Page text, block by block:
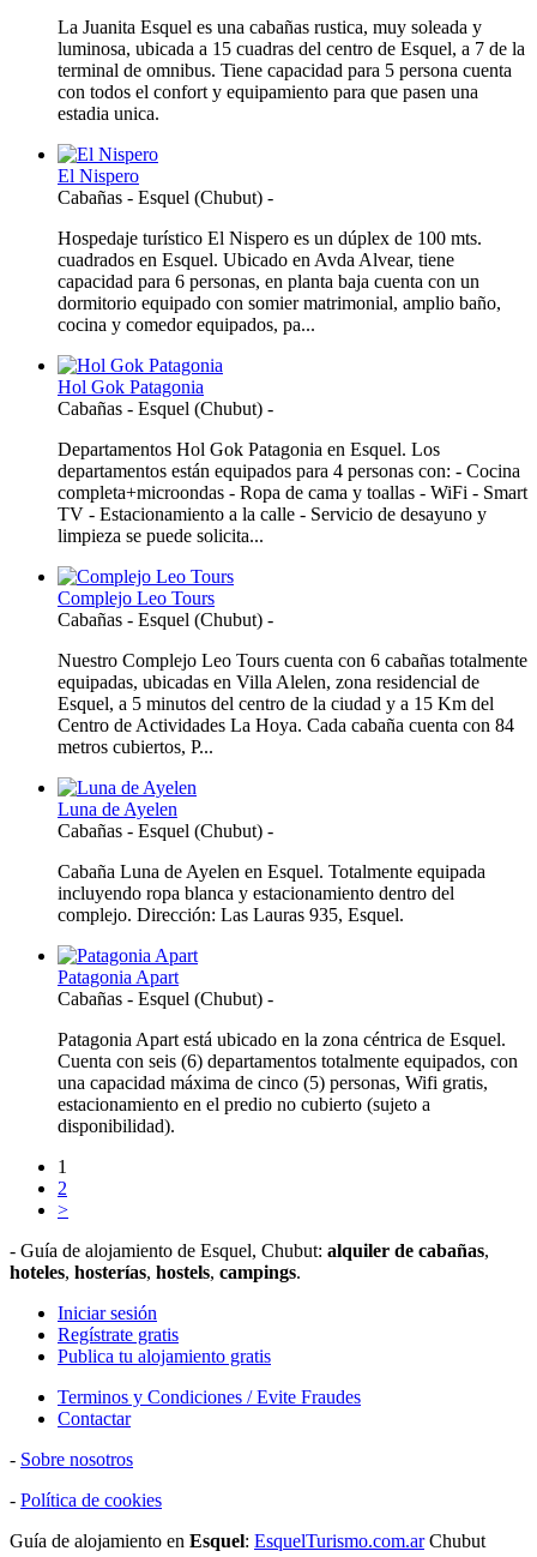
La Juanita Esquel es una cabañas rustica, muy soleada y
luminosa, ubicada a 15 cuadras del centro de Esquel, a 7 de la
terminal de omnibus. Tiene capacidad para 5 persona cuenta
con todos el confort y equipamiento para que pasen una
estadia unica.
El Nispero
Cabañas - Esquel (Chubut) -
Hospedaje turístico El Nispero es un dúplex de 100 mts.
cuadrados en Esquel. Ubicado en Avda Alvear, tiene
capacidad para 6 personas, en planta baja cuenta con un
dormitorio equipado con somier matrimonial, amplio baño,
cocina y comedor equipados, pa...
Hol Gok Patagonia
Cabañas - Esquel (Chubut) -
Departamentos Hol Gok Patagonia en Esquel. Los
departamentos están equipados para 4 personas con: - Cocina
completa+microondas - Ropa de cama y toallas - WiFi - Smart
TV - Estacionamiento a la calle - Servicio de desayuno y
limpieza se puede solicita...
Complejo Leo Tours
Cabañas - Esquel (Chubut) -
Nuestro Complejo Leo Tours cuenta con 6 cabañas totalmente
equipadas, ubicadas en Villa Alelen, zona residencial de
Esquel, a 5 minutos del centro de la ciudad y a 15 Km del
Centro de Actividades La Hoya. Cada cabaña cuenta con 84
metros cubiertos, P...
Luna de Ayelen
Cabañas - Esquel (Chubut) -
Cabaña Luna de Ayelen en Esquel. Totalmente equipada
incluyendo ropa blanca y estacionamiento dentro del
complejo. Dirección: Las Lauras 935, Esquel.
Patagonia Apart
Cabañas - Esquel (Chubut) -
Patagonia Apart está ubicado en la zona céntrica de Esquel.
Cuenta con seis (6) departamentos totalmente equipados, con
una capacidad máxima de cinco (5) personas, Wifi gratis,
estacionamiento en el predio no cubierto (sujeto a
disponibilidad).
1
2
>
- Guía de alojamiento de Esquel, Chubut: alquiler de cabañas,
hoteles, hosterías, hostels, campings.
Iniciar sesión
Regístrate gratis
Publica tu alojamiento gratis
Terminos y Condiciones / Evite Fraudes
Contactar
- Sobre nosotros
- Política de cookies
Guía de alojamiento en Esquel: EsquelTurismo.com.arChubut